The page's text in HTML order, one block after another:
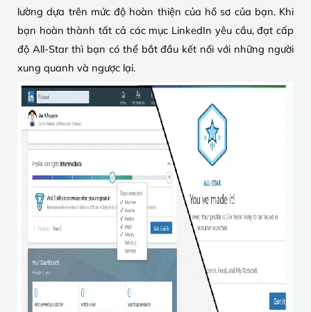
lường dựa trên mức độ hoàn thiện của hồ sơ của bạn. Khi
bạn hoàn thành tất cả các mục LinkedIn yêu cầu, đạt cấp
độ All-Star thì bạn có thể bắt đầu kết nối với những người
xung quanh và ngược lại.